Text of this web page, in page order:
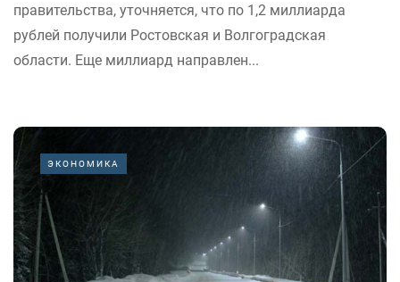
правительства, уточняется, что по 1,2 миллиарда
рублей получили Ростовская и Волгоградская
области. Еще миллиард направлен...
ЭКОНОМИКА